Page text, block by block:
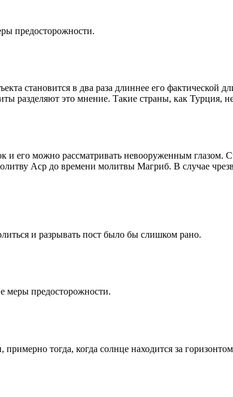
предосторожности.
становится в два раза длиннее его фактической
разделяют это мнение. Такие страны, как Турция,
и его можно рассматривать невооруженным глазом.
Аср до времени молитвы Магриб. В случае
и разрывать пост было бы слишком рано.
меры предосторожности.
тогда, когда солнце находится за